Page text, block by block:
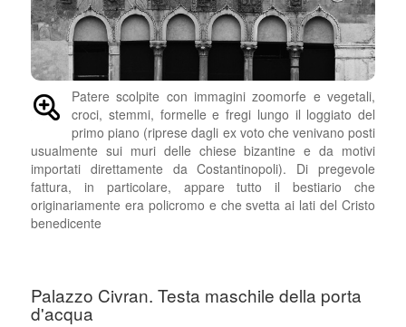
Patere scolpite con immagini zoomorfe e vegetali,
croci, stemmi, formelle e fregi lungo il loggiato del
primo piano (riprese dagli ex voto che venivano posti
usualmente sui muri delle chiese bizantine e da motivi
importati direttamente da Costantinopoli). Di pregevole
fattura, in particolare, appare tutto il bestiario che
originariamente era policromo e che svetta ai lati del Cristo
benedicente
Palazzo Civran. Testa maschile della porta
d'acqua